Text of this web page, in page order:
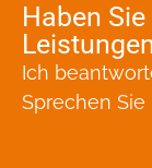
Haben
Ich
Sprechen Sie